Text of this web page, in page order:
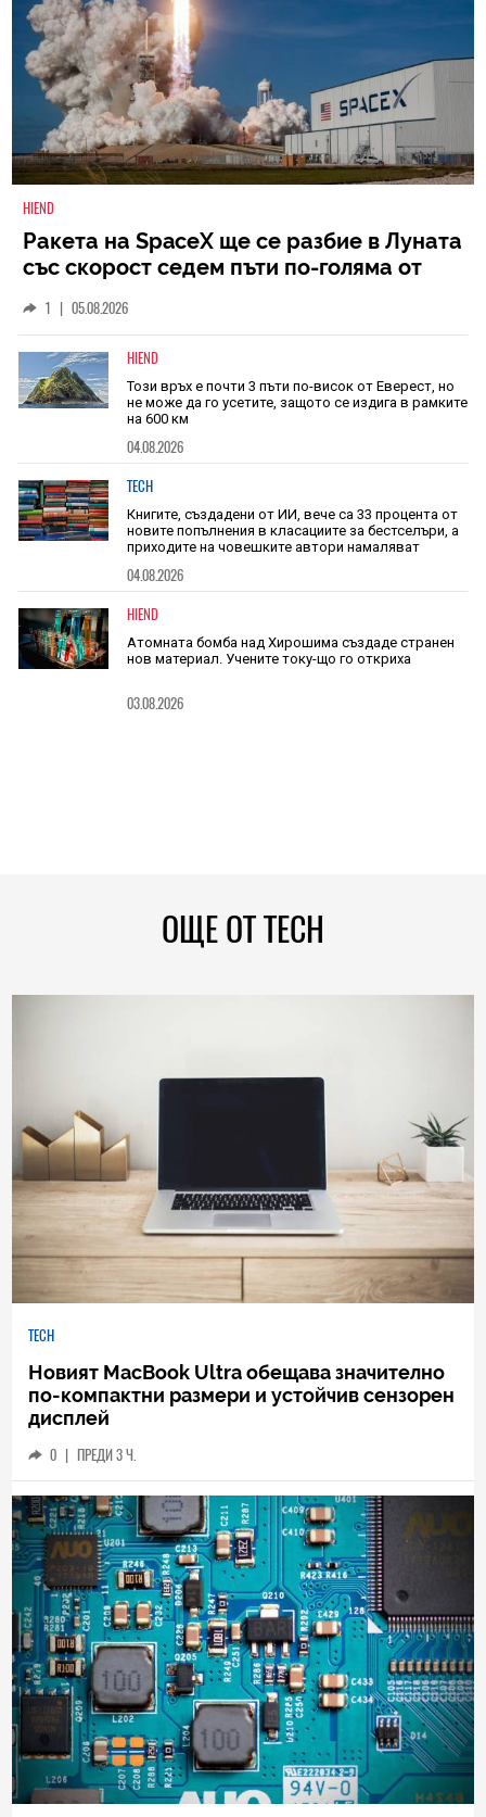
HIEND
Ракета на SpaceX ще се разбие в Луната
със скорост седем пъти по-голяма от
1 | 05.08.2026
HIEND
Този връх е почти 3 пъти по-висок от Еверест, но
не може да го усетите, защото се издига в рамките
на 600 км
04.08.2026
TECH
Книгите, създадени от ИИ, вече са 33 процента от
новите попълнения в класациите за бестселъри, а
приходите на човешките автори намаляват
04.08.2026
HIEND
Атомната бомба над Хирошима създаде странен
нов материал. Учените току-що го откриха
03.08.2026
ОЩЕ ОТ TECH
TECH
Новият MacBook Ultra обещава значително
по-компактни размери и устойчив сензорен
дисплей
0 | ПРЕДИ 3 Ч.